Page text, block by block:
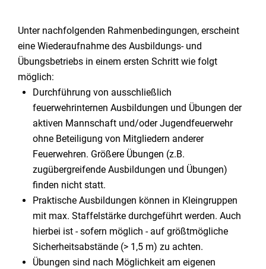
Unter nachfolgenden Rahmenbedingungen, erscheint
eine Wiederaufnahme des Ausbildungs- und
Übungsbetriebs in einem ersten Schritt wie folgt
möglich:
Durchführung von ausschließlich
feuerwehrinternen Ausbildungen und Übungen der
aktiven Mannschaft und/oder Jugendfeuerwehr
ohne Beteiligung von Mitgliedern anderer
Feuerwehren. Größere Übungen (z.B.
zugübergreifende Ausbildungen und Übungen)
finden nicht statt.
Praktische Ausbildungen können in Kleingruppen
mit max. Staffelstärke durchgeführt werden. Auch
hierbei ist - sofern möglich - auf größtmögliche
Sicherheitsabstände (> 1,5 m) zu achten.
Übungen sind nach Möglichkeit am eigenen